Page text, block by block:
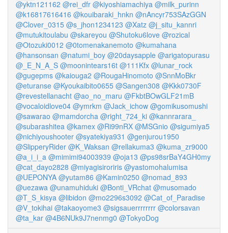
@yktn121162 @rei_dfr @kiyoshiamachiya @milk_purinn
@k16817616416 @kouibaraki_hnkn @nAncyr753SAzGGN
@Clover_0315 @s_jhon1234123 @Xatz @j_situ_kannri
@mutukitoulabu @skareyou @Shutoku6love @rozical
@Otozuki0012 @0tomenakanemoto @kumahana
@hansonsan @natumi_boy @20daysapple @arigatopurasu
@_E_N_A_S @moonintears16t @111Kfx @lunar_rock
@gugepms @kaiouga2 @RougaHinomoto @SnnMoBkr
@eturanse @Kyoukaibito0655 @Sangen308 @Kkk0730F
@revestellanacht @ao_no_maru @FkbtBOwGLF21mB
@vocaloidlove04 @ymrkm @Jack_ichow @gomikusomushi
@sawarao @mamdorcha @right_724_ki @kannrarara_
@subarashitea @kamex @Ri99nRX @MSGnio @sigumiya5
@nichiyoushooter @syatekiya931 @genjurou1950
@SlipperyRider @K_Waksan @rellakuma3 @kuma_zr9000
@a_i_i_a @mimimi94003939 @oja13 @ps98srBaY4GH0my
@cat_dayo2828 @miyagisiroriris @yastomohalumisa
@UEPONYA @yutam86 @Kamin0250 @nomad_893
@uezawa @unamuhiduki @Bonti_VRchat @musomado
@T_S_kisya @libidon @mo2296s3092 @Cat_of_Paradise
@V_tokihai @takaoyome3 @sigsauerrrrrrrr @colorsavan
@ta_kar @4B6NUk9J7nenmg0 @TokyoDog